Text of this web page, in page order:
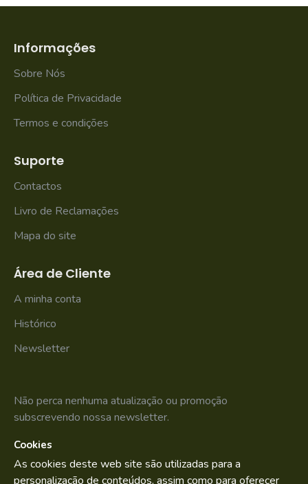
Informações
Sobre Nós
Política de Privacidade
Termos e condições
Suporte
Contactos
Livro de Reclamações
Mapa do site
Área de Cliente
A minha conta
Histórico
Newsletter
Não perca nenhuma atualização ou promoção
subscrevendo nossa newsletter.
Li e aceito osPolítica de Privacidade
Cookies
As cookies deste web site são utilizadas para a
personalização de conteúdos, assim como para oferecer